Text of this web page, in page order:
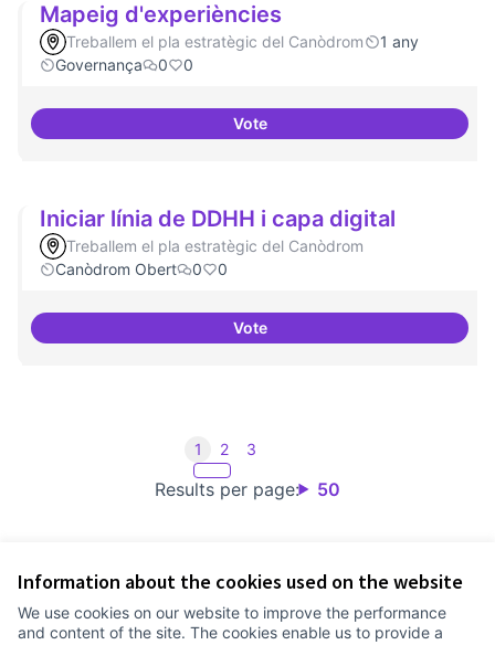
Information about the cookies used on the website
We use cookies on our website to improve the performance
and content of the site. The cookies enable us to provide a
Mapeig d'experiències
Treballem el pla estratègic del Canòdrom
1 any
Governança
0 0
VoteMapeig d'experiències
Iniciar línia de DDHH i capa digital
Treballem el pla estratègic del Canòdrom
Canòdrom Obert
0 0
VoteIniciar línia de DDHH i capa
Results per page: 50
1 2 3
Cookie settings
Comunitat Canòdrom at Facebook
(External link)
Comunitat Canòdrom at Instagram
(External link)
Comunitat Canòdrom at YouTube
(External link)